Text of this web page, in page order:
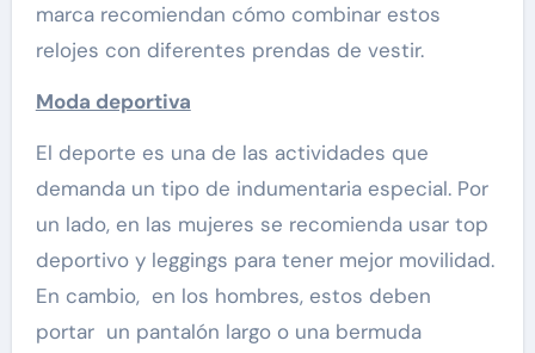
marca recomiendan cómo combinar estos
relojes con diferentes prendas de vestir.
Moda deportiva
El deporte es una de las actividades que
demanda un tipo de indumentaria especial. Por
un lado, en las mujeres se recomienda usar top
deportivo y leggings para tener mejor movilidad.
En cambio, en los hombres, estos deben
portar un pantalón largo o una bermuda